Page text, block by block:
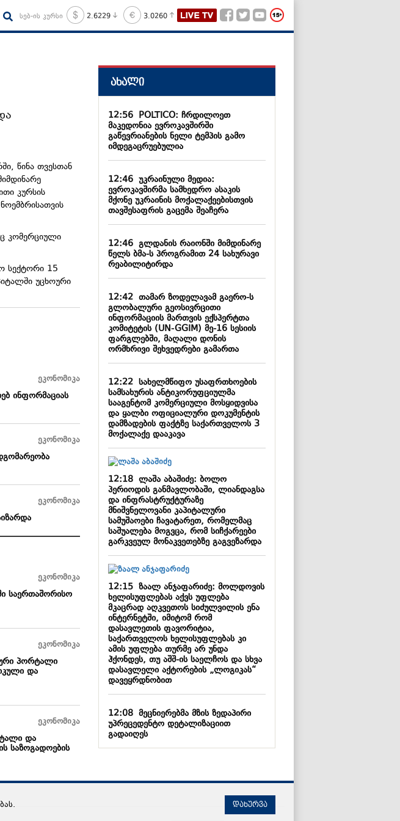
სებ-ის კურსი 2.6229 3.0260
წინა თვესთან
კურსის
კომერციული
სექტორი 15
უცხოური
ეკონომიკა
ინფორმაციას
ეკონომიკა
ეკონომიკა
ეკონომიკა
საერთაშორისო
ეკონომიკა
პორტალი
და
ეკონომიკა
და
საზოგადოების
ახალი
12:56POLTICO: ჩრდილოეთ
მაკედონია ევროკავშირში
გაწევრიანების ნელი ტემპის გამო
იმდეგაცრუებულია
12:46უკრაინული მედია:
ევროკავშირმა სამხედრო ასაკის
მქონე უკრაინის მოქალაქეებისთვის
თავშესაფრის გაცემა შეაჩერა
12:46გლდანის რაიონში მიმდინარე
წელს ბმა-ს პროგრამით 24 სახურავი
რეაბილიტირდა
12:42თამარ ზოდელავამ გაერო-ს
გლობალური გეოსივრცითი
ინფორმაციის მართვის ექსპერტთა
კომიტეტის (UN-GGIM) მე-16 სესიის
ფარგლებში, მაღალი დონის
ორმხრივი შეხვედრები გამართა
12:22სახელმწიფო უსაფრთხოების
სამსახურის ანტიკორუფციულმა
სააგენტომ კომერციული მოსყიდვისა
და ყალბი ოფიციალური დოკუმენტის
დამზადების ფაქტზე საქართველოს 3
მოქალაქე დააკავა
12:18ლაშა აბაშიძე: ბოლო
პერიოდის განმავლობაში, ლიანდაგსა
და ინფრასტრუქტურაზე
მნიშვნელოვანი კაპიტალური
სამუშაოები ჩავატარეთ, რომელმაც
საშუალება მოგვცა, რომ სიჩქარეები
გარკვეულ მონაკვეთებზე გაგვეზარდა
12:15ზაალ ანჯაფარიძე: მოლდოვის
ხელისუფლებას აქვს უფლება
მკაცრად აღკვეთოს სიძულვილის ენა
ინტერნეტში, იმიტომ რომ
დასავლეთის ფავორიტია,
საქართველოს ხელისუფლებას კი
ამის უფლება თურმე არ უნდა
ჰქონდეს, თუ აშშ-ის საელჩოს და სხვა
დასავლელი აქტორების „ლოგიკას“
დავეყრდნობით
12:08მეცნიერებმა მზის ზედაპირი
უპრეცედენტო დეტალიზაციით
გადაიღეს
დახურვა